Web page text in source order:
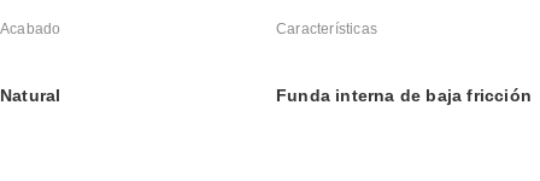
Acabado
Natural
Características
Funda interna de baja fricción